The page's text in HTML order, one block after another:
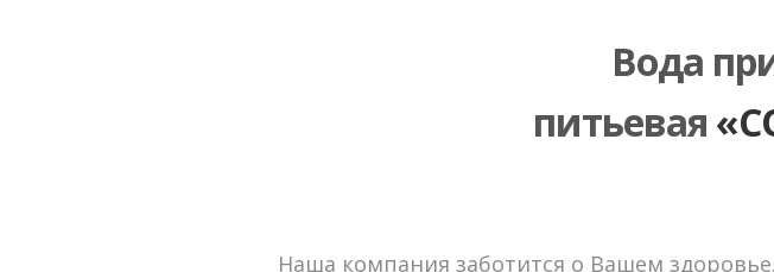
Вода
питьевая
Наша компания заботится о Вашем